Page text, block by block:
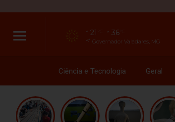
21 36
Governador Valadares, MG
Ciência e Tecnologia Geral